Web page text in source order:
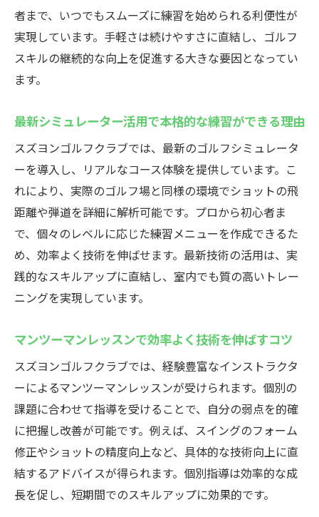
フ
インドアゴルフスクールで快適な個室体験
を実現
ず練習可能
ルフスクール
高崎エリアで人気の理由と利用者の声を紹
介
インドアゴルフスクールの安全対策やサー
ビス解説
快適な環境で長く続けられるインドアゴル
フの魅力
とは
インドアゴルフスクールで安心のサポート
体制
初心者から始めるインドアゴルフスクール
の流れ
体験レッスンで不安を解消できるインドア
ゴルフ
分かりやすい指導が魅力のインドアゴルフ
者まで、いつでもスムーズに練習を始められる利便性が
実現しています。手軽さは続けやすさに直結し、ゴルフ
スキルの継続的な向上を促進する大きな要因となってい
ます。
最新シミュレーター活用で本格的な練習ができる理由
スズヨンゴルフクラブでは、最新のゴルフシミュレータ
ーを導入し、リアルなコース体験を提供しています。こ
れにより、実際のゴルフ場と同様の環境でショットの飛
距離や弾道を詳細に解析可能です。プロから初心者ま
で、個々のレベルに応じた練習メニューを作成できるた
め、効率よく技術を伸ばせます。最新技術の活用は、実
践的なスキルアップに直結し、室内でも質の高いトレー
ニングを実現しています。
マンツーマンレッスンで効率よく技術を伸ばすコツ
スズヨンゴルフクラブでは、経験豊富なインストラクタ
ーによるマンツーマンレッスンが受けられます。個別の
課題に合わせて指導を受けることで、自分の弱点を的確
に把握し改善が可能です。例えば、スイングのフォーム
修正やショットの精度向上など、具体的な技術向上に直
結するアドバイスが得られます。個別指導は効率的な成
長を促し、短期間でのスキルアップに効果的です。